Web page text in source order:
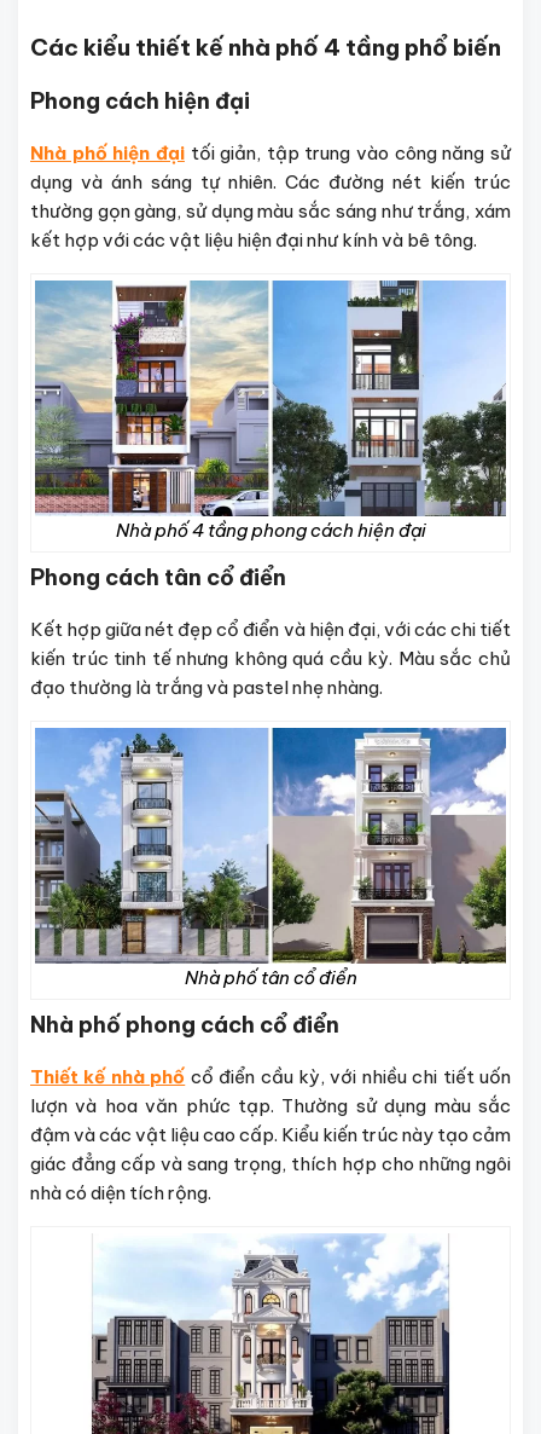
Các kiểu thiết kế nhà phố 4 tầng phổ biến
Phong cách hiện đại
Nhà phố hiện đạitối giản, tập trung vào công năng sử
dụng và ánh sáng tự nhiên. Các đường nét kiến trúc
thường gọn gàng, sử dụng màu sắc sáng như trắng, xám
kết hợp với các vật liệu hiện đại như kính và bê tông.
Nhà phố 4 tầng phong cách hiện đại
Phong cách tân cổ điển
Kết hợp giữa nét đẹp cổ điển và hiện đại, với các chi tiết
kiến trúc tinh tế nhưng không quá cầu kỳ. Màu sắc chủ
đạo thường là trắng và pastel nhẹ nhàng.
Nhà phố tân cổ điển
Nhà phố phong cách cổ điển
Thiết kế nhà phố cổ điển cầu kỳ, với nhiều chi tiết uốn
lượn và hoa văn phức tạp. Thường sử dụng màu sắc
đậm và các vật liệu cao cấp. Kiểu kiến trúc này tạo cảm
giác đẳng cấp và sang trọng, thích hợp cho những ngôi
nhà có diện tích rộng.